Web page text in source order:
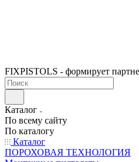
FIXPISTOLS - формирует
Каталог
По всему сайту
По каталогу
Каталог
ПОРОХОВАЯ ТЕХНОЛОГИЯ